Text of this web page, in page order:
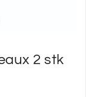
2 stk